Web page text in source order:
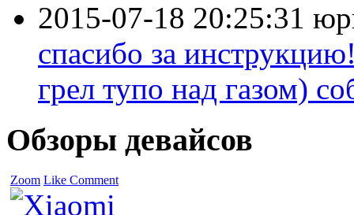
2015-07-18 20:25:31
спасибо за
грел тупо над газом)
Обзоры девайсов
Zoom Like Comment